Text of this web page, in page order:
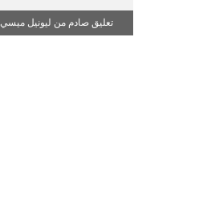
تعليق صادم من ليونيل